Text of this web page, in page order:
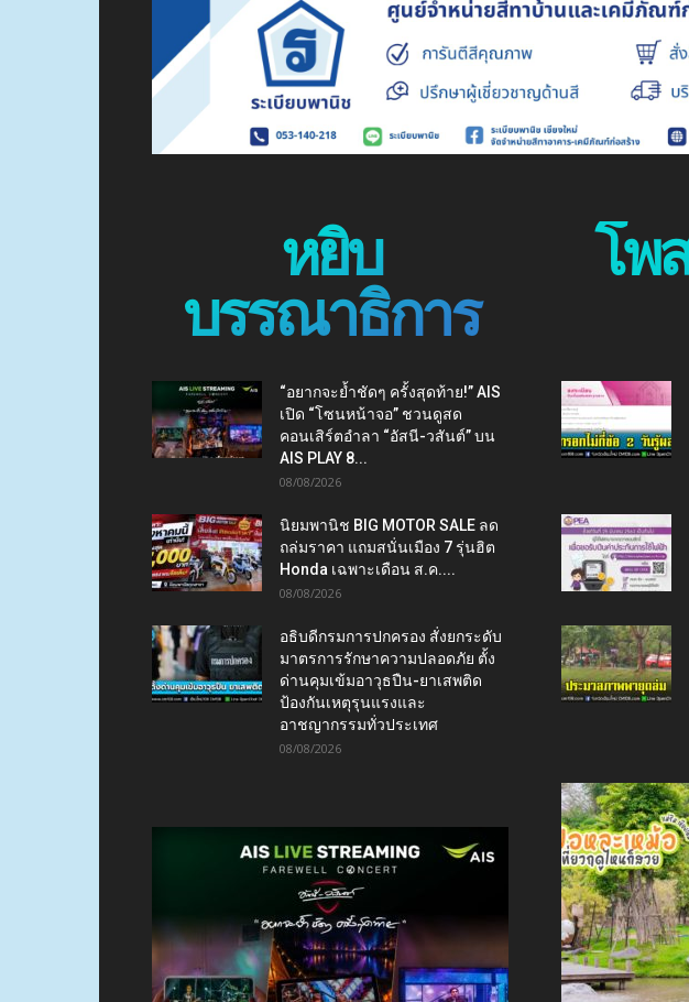
หยิบ
บรรณาธิการ
“อยากจะย้ำชัดๆ ครั้งสุดท้าย!” AIS
เปิด “โซนหน้าจอ” ชวนดูสด
คอนเสิร์ตอำลา “อัสนี-วสันต์” บน
AIS PLAY 8...
08/08/2026
นิยมพานิช BIG MOTOR SALE ลด
ถล่มราคา แถมสนั่นเมือง 7 รุ่นฮิต
Honda เฉพาะเดือน ส.ค....
08/08/2026
อธิบดีกรมการปกครอง สั่งยกระดับ
มาตรการรักษาความปลอดภัย ตั้ง
ด่านคุมเข้มอาวุธปืน-ยาเสพติด
ป้องกันเหตุรุนแรงและ
อาชญากรรมทั่วประเทศ
08/08/2026
โพ